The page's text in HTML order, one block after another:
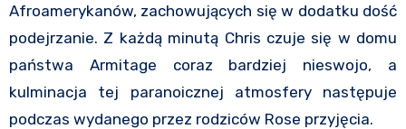
Afroamerykanów, zachowujących się w dodatku dość
podejrzanie. Z każdą minutą Chris czuje się w domu
państwa Armitage coraz bardziej nieswojo, a
kulminacja tej paranoicznej atmosfery następuje
podczas wydanego przez rodziców Rose przyjęcia.